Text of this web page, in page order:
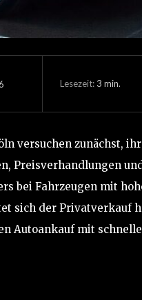
Lesezeit:3 min.
versuchen zunächst,
Preisverhandlungen
bei Fahrzeugen mit
sich der Privatverkauf
Autoankauf mit